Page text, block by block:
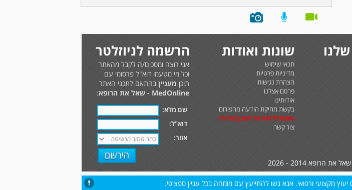
מקצועי ורפואי. אנא גשו להתייעץ עם מומחה בכל עניין ספציפי.
שונות ואודות
תנאי שימוש
מדיניות פרטיות
הצהרת נגישות
פרסם אצלנו
אודותינו
בקשת מחיקת הודעה מהפורום
טופס לדיווח על תוכן בעייתי
צור קשר
הרשמה לניוזלטר
אני רוצה ומסכים/ה לקבל מהאתר
וכל מי מטעמו דוא"ל פרסומי עם
תוכן מענייןבהתאם לתכני האתר
MedOnline - שאל את הרופא
:
שם מלא:
דוא"ל:
אזור:
הרופא 2014 - 2026